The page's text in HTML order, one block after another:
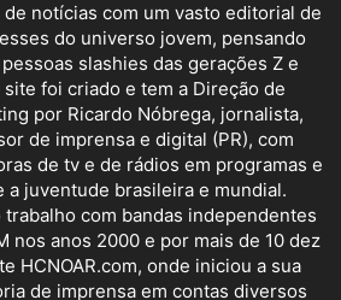
notícias com um vasto editorial de
do universo jovem, pensando
slashies das gerações Z e
site foi criado e tem a Direção de
por Ricardo Nóbrega, jornalista,
de imprensa e digital (PR), com
de tv e de rádios em programas e
a juventude brasileira e mundial.
com bandas independentes
nos anos 2000 e por mais de 10 dez
HCNOAR.com, onde iniciou a sua
de imprensa em contas diversos